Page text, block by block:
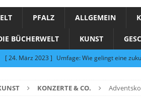
PFALZ ALLGEMEIN
BÜCHERWELT KUNST
[ 24. März 2023 ] Umfage: Wie gelingt eine
[ 6. Februar 2023 ] Spenden für Erdbebenhilfe
KONZERTE & CO.